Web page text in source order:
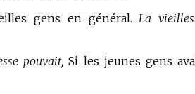
gens en général.La
pouvait, Si les jeunes gens